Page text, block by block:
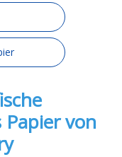
Papier von